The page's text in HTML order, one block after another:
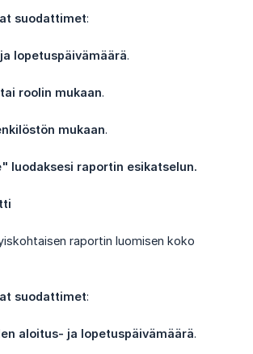
suodattimet:
lopetuspäivämäärä.
roolin mukaan.
mukaan.
luodaksesi raportin esikatselun.
raportin luomisen koko
suodattimet:
aloitus- ja lopetuspäivämäärä.